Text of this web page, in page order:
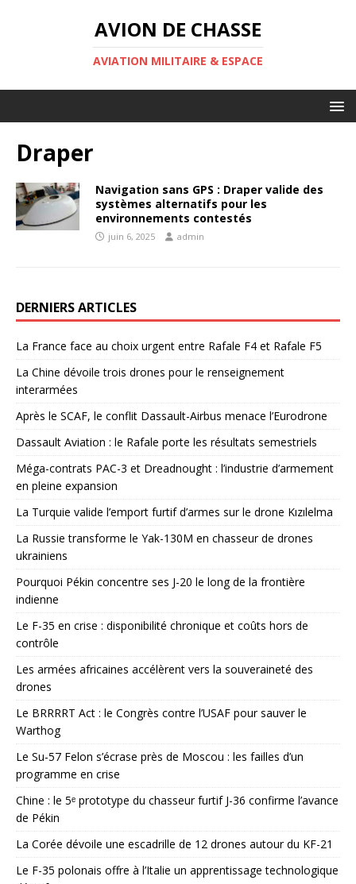
AVION DE CHASSE
AVIATION MILITAIRE & ESPACE
Draper
Navigation sans GPS : Draper valide des
systèmes alternatifs pour les
environnements contestés
juin 6, 2025 admin
DERNIERS ARTICLES
La France face au choix urgent entre Rafale F4 et Rafale F5
La Chine dévoile trois drones pour le renseignement
interarmées
Après le SCAF, le conflit Dassault-Airbus menace l’Eurodrone
Dassault Aviation : le Rafale porte les résultats semestriels
Méga-contrats PAC-3 et Dreadnought : l’industrie d’armement
en pleine expansion
La Turquie valide l’emport furtif d’armes sur le drone Kızılelma
La Russie transforme le Yak-130M en chasseur de drones
ukrainiens
Pourquoi Pékin concentre ses J-20 le long de la frontière
indienne
Le F-35 en crise : disponibilité chronique et coûts hors de
contrôle
Les armées africaines accélèrent vers la souveraineté des
drones
Le BRRRRT Act : le Congrès contre l’USAF pour sauver le
Warthog
Le Su-57 Felon s’écrase près de Moscou : les failles d’un
programme en crise
Chine : le 5ᵉ prototype du chasseur furtif J-36 confirme l’avance
de Pékin
La Corée dévoile une escadrille de 12 drones autour du KF-21
Le F-35 polonais offre à l’Italie un apprentissage technologique